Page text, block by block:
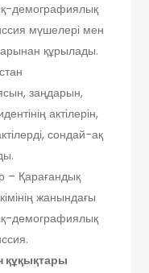
демографиялық
мүшелері мен
құрылады.
заңдарын,
актілерін,
сондай-ақ
– Қарағандық
жанындағы
демографиялық
құқықтары